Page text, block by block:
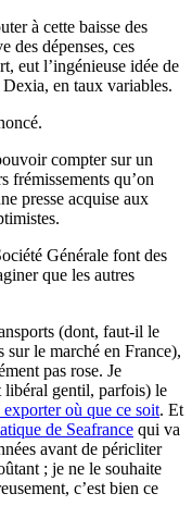
à cette baisse des
des dépenses, ces
eut l’ingénieuse idée de
en taux variables.
compter sur un
frémissements qu’on
presse acquise aux
Générale font des
que les autres
(dont, faut-il le
sur le marché en France),
pas rose. Je
libéral gentil, parfois) le
où que ce soit. Et
de Seafrance qui va
avant de péricliter
; je ne le souhaite
c’est bien ce